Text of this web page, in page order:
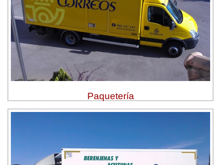
Paquetería